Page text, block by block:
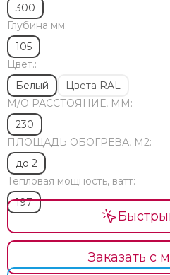
300
Глубина мм:
105
Цвет.:
Белый
Цвета RAL
М/O РАССТОЯНИЕ, ММ:
230
ПЛОЩАДЬ ОБОГРЕВА, М2:
до 2
Тепловая мощность, ватт:
197
Заказать с